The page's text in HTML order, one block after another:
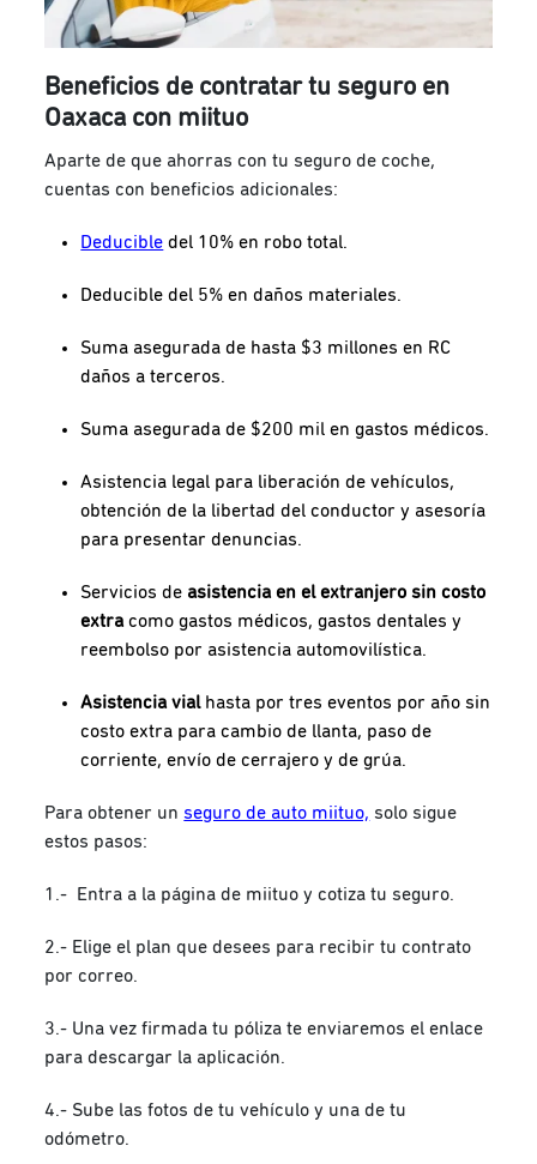
Beneficios de contratar tu seguro en
Oaxaca con miituo
Aparte de que ahorras con tu seguro de coche,
cuentas con beneficios adicionales:
Deducible del 10% en robo total.
Deducible del 5% en daños materiales.
Suma asegurada de hasta $3 millones en RC
daños a terceros.
Suma asegurada de $200 mil en gastos médicos.
Asistencia legal para liberación de vehículos,
obtención de la libertad del conductor y asesoría
para presentar denuncias.
Servicios de asistencia en el extranjero sin costo
extra como gastos médicos, gastos dentales y
reembolso por asistencia automovilística.
Asistencia vial hasta por tres eventos por año sin
costo extra para cambio de llanta, paso de
corriente, envío de cerrajero y de grúa.
Para obtener unseguro de auto miituo, solo sigue
estos pasos:
1.- Entra a la página de miituo y cotiza tu seguro.
2.- Elige el plan que desees para recibir tu contrato
por correo.
3.- Una vez firmada tu póliza te enviaremos el enlace
para descargar la aplicación.
4.- Sube las fotos de tu vehículo y una de tu
odómetro.